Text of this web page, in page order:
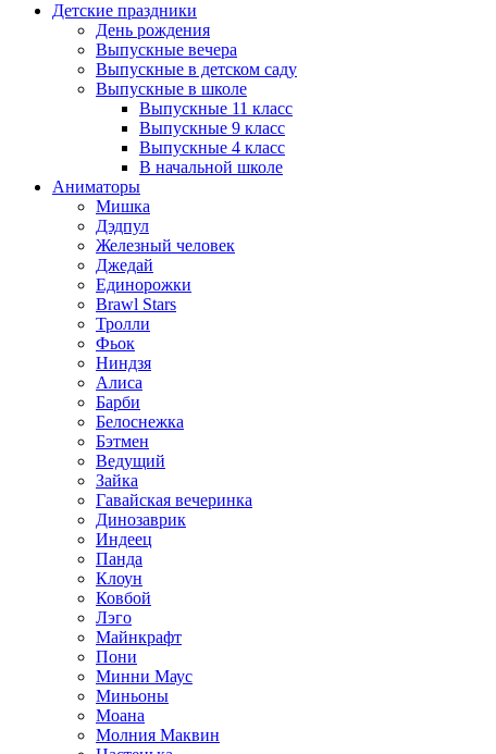
Детские праздники
День рождения
Выпускные вечера
Выпускные в детском саду
Выпускные в школе
Выпускные 11 класс
Выпускные 9 класс
Выпускные 4 класс
В начальной школе
Аниматоры
Мишка
Дэдпул
Железный человек
Джедай
Единорожки
Brawl Stars
Тролли
Фьок
Ниндзя
Алиса
Барби
Белоснежка
Бэтмен
Ведущий
Зайка
Гавайская вечеринка
Динозаврик
Индеец
Панда
Клоун
Ковбой
Лэго
Майнкрафт
Пони
Минни Маус
Миньоны
Моана
Молния Маквин